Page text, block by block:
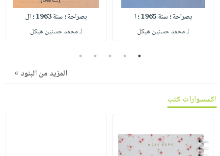
صابون
أطفال
مناسبات
فيديوهات
أسئلة
انشر
تواصل
معنا
التسوق
بصراحة ؛ سنة 1965 ؛ ا
لـ محمد حسنين هيكل
بصراحة ؛ سنة 1963 ؛ ال
لـ محمد حسنين هيكل
1
2
3
4
5
المزيد من البنود »
اكسسوارات كتب